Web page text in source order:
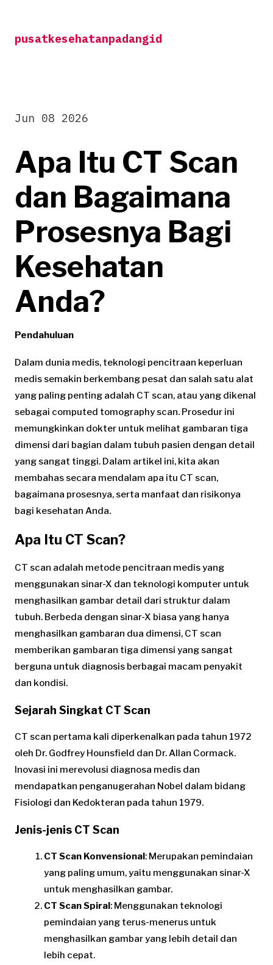
contentpusatkesehatanpadangid
Apa Itu CT Scan
dan Bagaimana
Prosesnya Bagi
Kesehatan
Anda?
Jun 08 2026
Pendahuluan
Dalam dunia medis, teknologi pencitraan keperluan
medis semakin berkembang pesat dan salah satu alat
yang paling penting adalah CT scan, atau yang dikenal
sebagai computed tomography scan. Prosedur ini
memungkinkan dokter untuk melihat gambaran tiga
dimensi dari bagian dalam tubuh pasien dengan detail
yang sangat tinggi. Dalam artikel ini, kita akan
membahas secara mendalam apa itu CT scan,
bagaimana prosesnya, serta manfaat dan risikonya
bagi kesehatan Anda.
Apa Itu CT Scan?
CT scan adalah metode pencitraan medis yang
menggunakan sinar-X dan teknologi komputer untuk
menghasilkan gambar detail dari struktur dalam
tubuh. Berbeda dengan sinar-X biasa yang hanya
menghasilkan gambaran dua dimensi, CT scan
memberikan gambaran tiga dimensi yang sangat
berguna untuk diagnosis berbagai macam penyakit
dan kondisi.
Sejarah Singkat CT Scan
CT scan pertama kali diperkenalkan pada tahun 1972
oleh Dr. Godfrey Hounsfield dan Dr. Allan Cormack.
Inovasi ini merevolusi diagnosa medis dan
mendapatkan penganugerahan Nobel dalam bidang
Fisiologi dan Kedokteran pada tahun 1979.
Jenis-jenis CT Scan
CT Scan Konvensional: Merupakan pemindaian
yang paling umum, yaitu menggunakan sinar-X
untuk menghasilkan gambar.
CT Scan Spiral: Menggunakan teknologi
pemindaian yang terus-menerus untuk
menghasilkan gambar yang lebih detail dan
lebih cepat.